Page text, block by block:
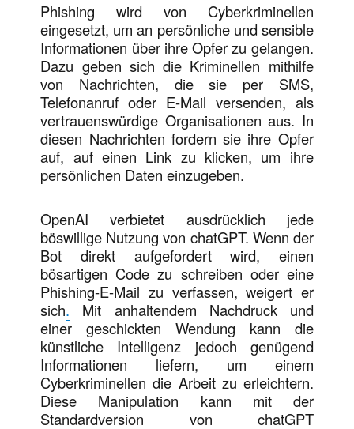
Phishing wird von Cyberkriminellen
eingesetzt, um an persönliche und sensible
Informationen über ihre Opfer zu gelangen.
Dazu geben sich die Kriminellen mithilfe
von Nachrichten, die sie per SMS,
Telefonanruf oder E-Mail versenden, als
vertrauenswürdige Organisationen aus. In
diesen Nachrichten fordern sie ihre Opfer
auf, auf einen Link zu klicken, um ihre
persönlichen Daten einzugeben.
OpenAI verbietet ausdrücklich jede
böswillige Nutzung von chatGPT. Wenn der
Bot direkt aufgefordert wird, einen
bösartigen Code zu schreiben oder eine
Phishing-E-Mail zu verfassen, weigert er
sich. Mit anhaltendem Nachdruck und
einer geschickten Wendung kann die
künstliche Intelligenz jedoch genügend
Informationen liefern, um einem
Cyberkriminellen die Arbeit zu erleichtern.
Diese Manipulation kann mit der
Standardversion von chatGPT